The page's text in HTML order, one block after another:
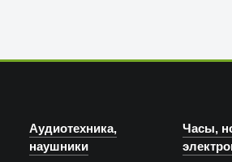
Аудиотехника,
наушники
Часы,